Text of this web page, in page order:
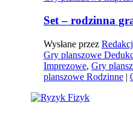
Set – rodzinna
Wysłane przez
Gry planszowe
Imprezowe, Gry
planszowe Rodzinne|